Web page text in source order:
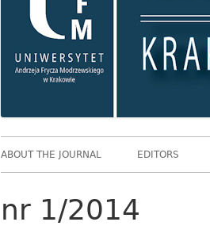
Primary
ABOUT THE JOURNAL EDITORS
nr 1/2014